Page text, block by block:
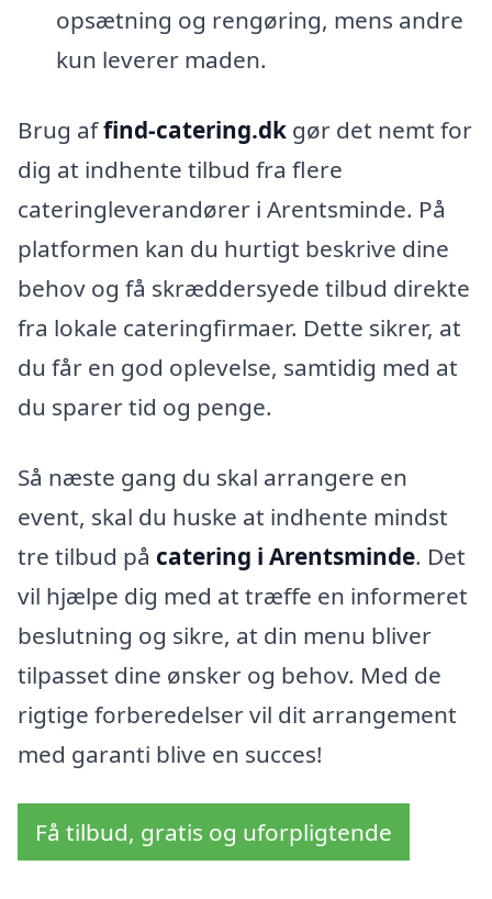
opsætning og rengøring, mens andre
kun leverer maden.
Brug affind-catering.dk gør det nemt for
dig at indhente tilbud fra flere
cateringleverandører i Arentsminde. På
platformen kan du hurtigt beskrive dine
behov og få skræddersyede tilbud direkte
fra lokale cateringfirmaer. Dette sikrer, at
du får en god oplevelse, samtidig med at
du sparer tid og penge.
Så næste gang du skal arrangere en
event, skal du huske at indhente mindst
tre tilbud på catering i Arentsminde. Det
vil hjælpe dig med at træffe en informeret
beslutning og sikre, at din menu bliver
tilpasset dine ønsker og behov. Med de
rigtige forberedelser vil dit arrangement
med garanti blive en succes!
Få tilbud, gratis og uforpligtende